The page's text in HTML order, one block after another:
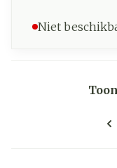
Niet
Toon